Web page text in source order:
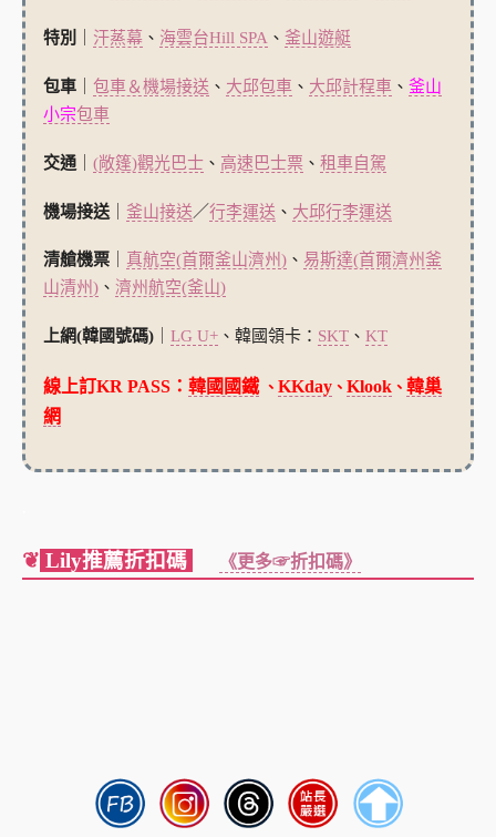
特別 汗蒸幕、 海雲台Hill SPA、 釜山遊艇
包車｜ 包車＆機場接送 、 大邱包車、 大邱計程車、 釜山
小宗包車
交通｜ (敞篷)觀光巴士、 高速巴士票、 租車自駕
機場接送｜ 釜山接送／行李運送 、 大邱行李運送
清艙機票｜ 真航空(首爾釜山濟州)、 易斯達(首爾濟州釜
山清州)、 濟州航空(釜山)
上網(韓國號碼)｜ LG U+、韓國領卡： SKT、 KT
線上訂KR PASS： 韓國國鐵 、 KKday、 Klook、 韓巢
網
❦ Lily推薦折扣碼 《更多☞折扣碼》